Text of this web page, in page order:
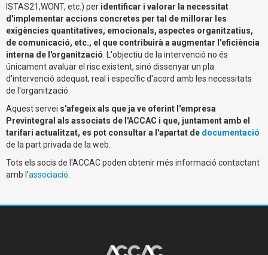
ISTAS21,WONT, etc.) per identificar i valorar la necessitat
d'implementar accions concretes per tal de millorar les
exigències quantitatives, emocionals, aspectes organitzatius,
de comunicació, etc., el que contribuirà a augmentar l'eficiència
interna de l'organització . L'objectiu de la intervenció no és
únicament avaluar el risc existent, sinó dissenyar un pla
d'intervenció adequat, real i específic d'acord amb les necessitats
de l'organització.
Aquest servei s'afegeix als que ja ve oferint l'empresa
Previntegral als associats de l'ACCAC i que, juntament amb el
tarifari actualitzat, es pot consultar a l'apartat de documentació
de la part privada de la web.
Tots els socis de l'ACCAC poden obtenir més informació contactant
amb l'associació